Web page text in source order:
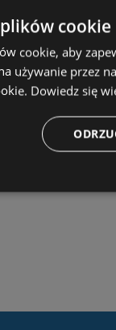
cookie
cookie, aby
używanie przez
Dowiedz się